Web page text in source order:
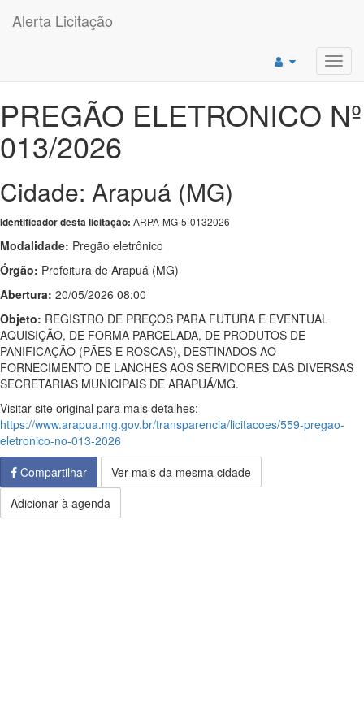
Alerta Licitação
PREGÃO ELETRONICO Nº
013/2026
Cidade: Arapuá (MG)
Identificador desta licitação: ARPA-MG-5-0132026
Modalidade: Pregão eletrônico
Órgão: Prefeitura de Arapuá (MG)
Abertura: 20/05/2026 08:00
Objeto: REGISTRO DE PREÇOS PARA FUTURA E EVENTUAL
AQUISIÇÃO, DE FORMA PARCELADA, DE PRODUTOS DE
PANIFICAÇÃO (PÃES E ROSCAS), DESTINADOS AO
FORNECIMENTO DE LANCHES AOS SERVIDORES DAS DIVERSAS
SECRETARIAS MUNICIPAIS DE ARAPUÁ/MG.
Visitar site original para mais detalhes:
https://www.arapua.mg.gov.br/transparencia/licitacoes/559-pregao-
eletronico-no-013-2026
Compartilhar
Ver mais da mesma cidade
Adicionar à agenda